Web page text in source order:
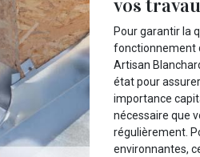
vos
Pour garantir la
fonctionnement
Artisan
état pour
importance
nécessaire que
régulièrement.
environnantes,